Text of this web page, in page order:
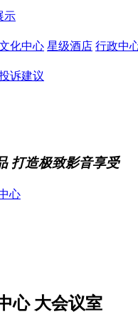
示
化中心 星级酒店 行政中
诉建议
打造极致影音享受
心
心 大会议室